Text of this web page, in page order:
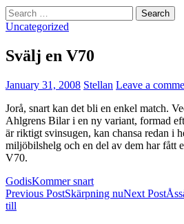
Search
for:
Uncategorized
Svälj en V70
January 31, 2008 Stellan Leave a
Jorå, snart kan det bli en enkel match.
Ahlgrens Bilar i en ny variant, formad
är riktigt svinsugen, kan chansa redan i
miljöbilshelg och en del av dem har fått
V70.
GodisKommer snart
Post
navigation
Previous PostSkärpning nuNext Post
till